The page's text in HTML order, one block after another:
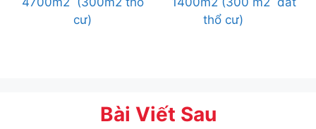
cư)
thổ cư)
Bài Viết Sau